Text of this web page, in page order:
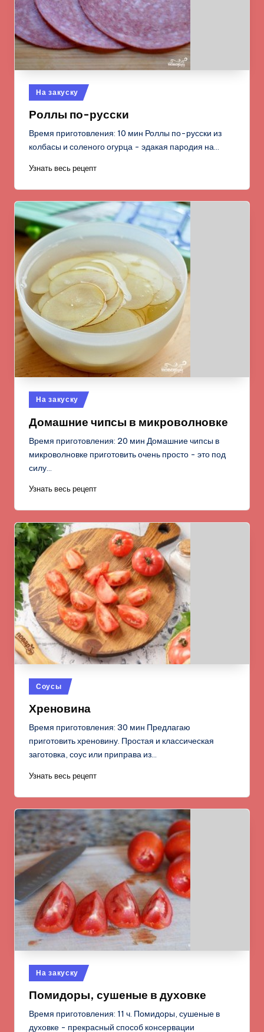
Опубликовано
в
На закуску
Роллы по-русски
Время приготовления: 10 мин Роллы по-русски из
колбасы и соленого огурца - эдакая пародия на…
Узнать весь рецепт
Опубликовано
в
На закуску
Домашние чипсы в микроволновке
Время приготовления: 20 мин Домашние чипсы в
микроволновке приготовить очень просто - это под
силу…
Узнать весь рецепт
Опубликовано
в
Соусы
Хреновина
Время приготовления: 30 мин Предлагаю
приготовить хреновину. Простая и классическая
заготовка, соус или приправа из…
Узнать весь рецепт
Опубликовано
в
На закуску
Помидоры, сушеные в духовке
Время приготовления: 11 ч. Помидоры, сушеные в
духовке - прекрасный способ консервации